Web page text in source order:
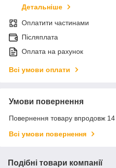
Детальніше
Оплатити частинами
Післяплата
Оплата на рахунок
Всі умови оплати
Умови повернення
Повернення товару впродовж 14
Всі умови повернення
Подібні товари компанії